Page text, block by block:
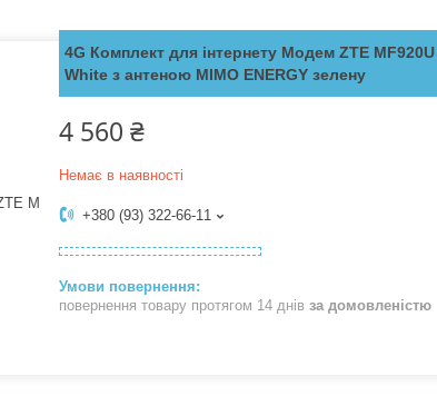
4G Комплект для інтернету Модем ZTE
White з антеною MIMO ENERGY зелену
4 560 ₴
Немає в наявності
+380 (93) 322-66-11
повернення товару протягом 14 днів за домовленістю